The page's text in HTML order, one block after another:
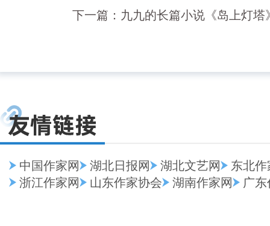
下一篇： 九九的长篇小说《岛上灯塔
中国作家网 湖北日报网 湖北文艺网
东北作
浙江作家网
山东作家协会 湖南作家网 广